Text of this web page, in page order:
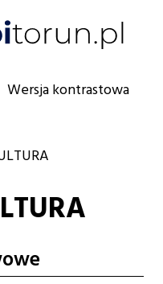
Przełącz
na:
Wersja kontrastowa